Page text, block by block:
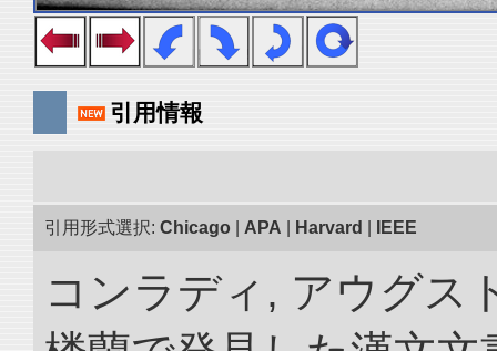
引用情報
引用形式選択: Chicago APA Harvard IEEE
コンラディ, アウグス